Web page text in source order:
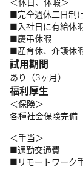
■完全週休二日制(
■入社日に有給休
■慶弔休暇
■産育休、介護休
試用期間
あり（3ヶ月）
福利厚生
＜保険＞
各種社会保険完備
＜手当＞
■通勤交通費
■リモートワーク